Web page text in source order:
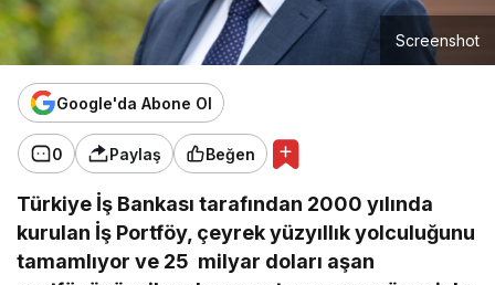
Screenshot
Google'da Abone Ol
0 Paylaş Beğen
Türkiye İş Bankası tarafından 2000 yılında
kurulan İş Portföy, çeyrek yüzyıllık yolculuğunu
tamamlıyor ve 25 milyar doları aşan